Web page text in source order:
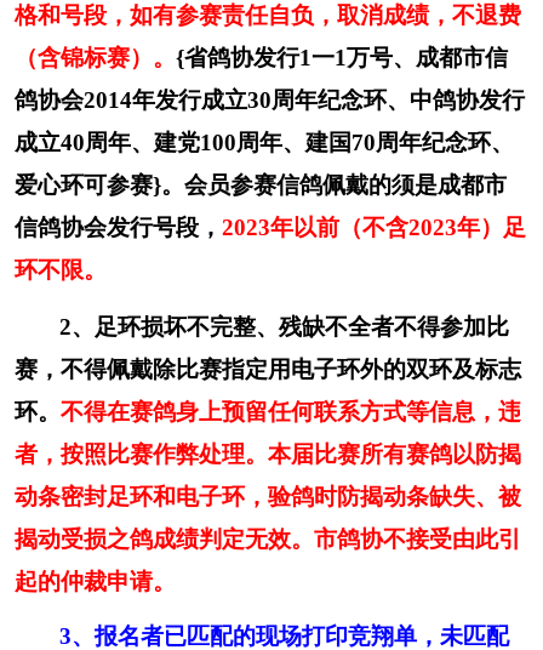
4、本次比赛采用新爱羽 牌和科汇电子扫描
器。
5、对成绩不真实者，欢迎进行实名举报，
并将对举报者信息进行保密。裁委会有权委派裁
判员到棚执裁和对进奖鸽进行查棚，到棚执裁及
查棚时不配合和被俘鸽、死亡鸽、无鸽者成绩无
效。
流感、车辆故障、交通事故、网络中断等不可抗
力的意外情况，导致比赛无法正常进行，可视情
况延期或者采取其他措施。由此造成的损失，只
退参赛费，举办单位不承担法律及经济责任。
八、申诉和纪律
参赛鸽主如对裁判判罚不服要求申诉，必须
提交书面文字材料（口头、电话申诉不予受
理），同时交纳申诉费
诉费退还本人，如败诉，申诉费不予退回。从公
格和号段， 如有参赛责任自负，取消成绩，不退费
（含锦标赛）。 {省鸽协发行1一1万号、成都市信
鸽协会2014年发行成立30周年纪念环、中鸽协发行
成立40周年、建党100周年、建国70周年纪念环、
爱心环可参赛}。 会员参赛信鸽佩戴的须是成都市
信鸽协会发行号段， 2023年以前（不含2023年）足
环不限。
2、足环损坏不完整、残缺不全者不得参加比
赛，不得佩戴除比赛指定用电子环外的双环及标志
环。 不得在赛鸽身上预留任何联系方式等信息，违
者，按照比赛作弊处理。本届比赛所有赛鸽以防揭
动条密封足环和电子环，验鸽时防揭动条缺失、被
揭动受损之鸽成绩判定无效。市鸽协不接受由此引
起的仲裁申请。
3、报名者已匹配的现场打印竞翔单，未匹配